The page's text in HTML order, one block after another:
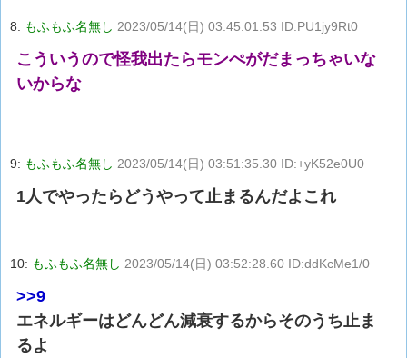
8: もふもふ名無し 2023/05/14(日) 03:45:01.53 ID:PU1jy9Rt0
こういうので怪我出たらモンぺがだまっちゃいな
いからな
9: もふもふ名無し 2023/05/14(日) 03:51:35.30 ID:+yK52e0U0
1人でやったらどうやって止まるんだよこれ
10: もふもふ名無し 2023/05/14(日) 03:52:28.60 ID:ddKcMe1/0
>>9
エネルギーはどんどん減衰するからそのうち止ま
るよ